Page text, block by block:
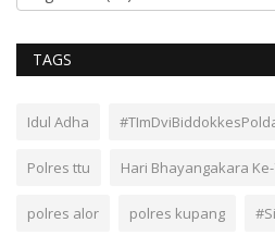
TAGS
Idul Adha
Polres ttu Hari Bhayangakara
polres alor polres kupang